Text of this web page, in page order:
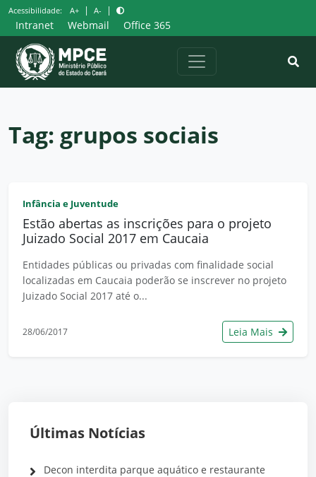
Pular
para
o
conteúdo
Acessibilidade: A+ | A- |
Intranet Webmail Office 365
Tag: grupos sociais
Infância e Juventude
Estão abertas as inscrições para o projeto
Juizado Social 2017 em Caucaia
Entidades públicas ou privadas com finalidade social
localizadas em Caucaia poderão se inscrever no projeto
Juizado Social 2017 até o...
28/06/2017 Leia Mais
Últimas Notícias
Decon interdita parque aquático e restaurante